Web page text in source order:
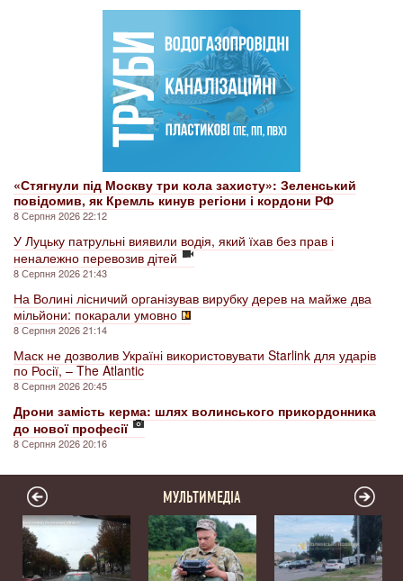
«Стягнули під Москву три кола захисту»: Зеленський
повідомив, як Кремль кинув регіони і кордони РФ
8 Серпня 2026 22:12
У Луцьку патрульні виявили водія, який їхав без прав і
неналежно перевозив дітей
8 Серпня 2026 21:43
На Волині лісничий організував вирубку дерев на майже два
мільйони: покарали умовно
8 Серпня 2026 21:14
Маск не дозволив Україні використовувати Starlink для ударів
по Росії, – The Atlantic
8 Серпня 2026 20:45
Дрони замість керма: шлях волинського прикордонника
до нової професії
8 Серпня 2026 20:16
МУЛЬТИМЕДІА